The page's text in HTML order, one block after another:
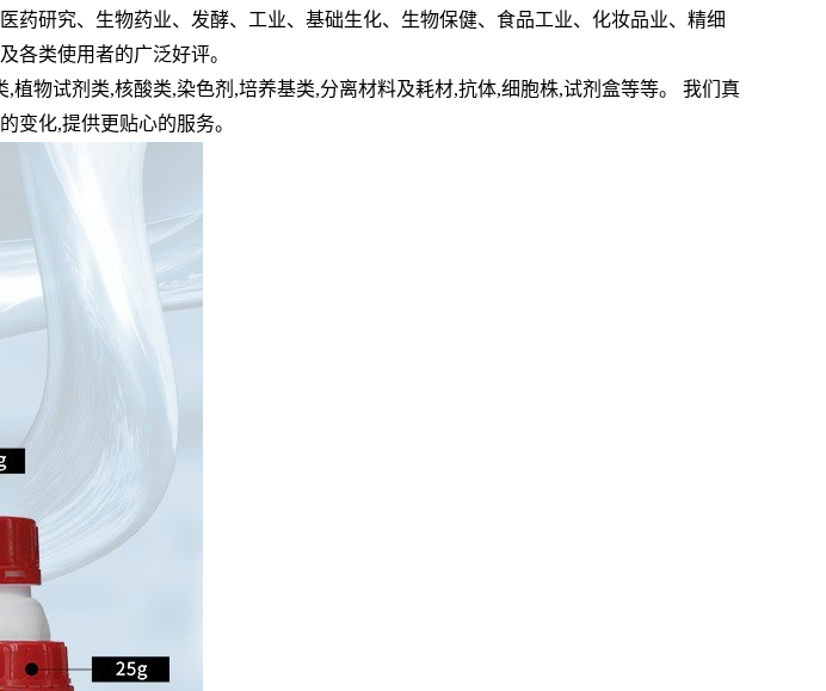
研究、生物药业、发酵、工业、基础生化、生物保健、食品工业、化妆品业、精细
各类使用者的广泛好评。
物试剂类,核酸类,染色剂,培养基类,分离材料及耗材,抗体,细胞株,试剂盒等等。 我们真
变化,提供更贴心的服务。